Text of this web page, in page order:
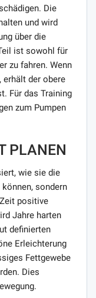
Die
und wird
über die
ist sowohl für
zu fahren. Wenn
erhält der obere
Für das Training
zum Pumpen
PLANEN
wie sie die
sondern
positive
Jahre harten
definierten
Erleichterung
Fettgewebe
Dies